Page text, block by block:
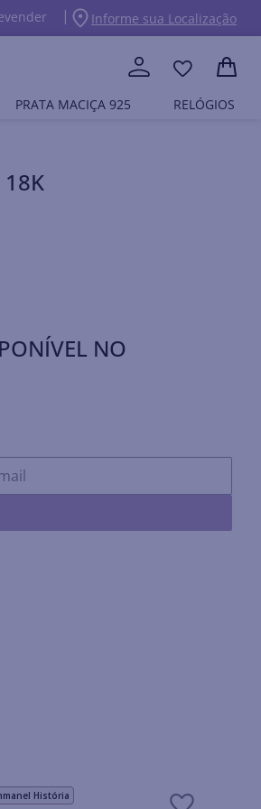
Informe sua Localização
PRATA MACIÇA 925 RELÓGIOS
NO
História